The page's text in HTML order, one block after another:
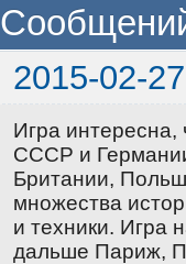
2015-02-
Игра интересна,
СССР и
Британии,
множества
и техники. Игра
дальше Париж,